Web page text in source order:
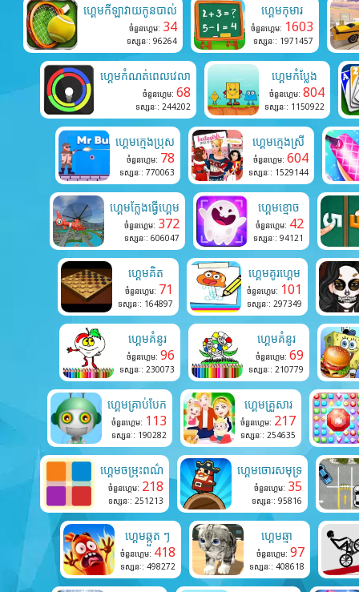
ហ្គេមកីឡាវាយកូនបាល់
ចំនួនហ្គេម: 34
ទស្សនៈ: 96264
ហ្គេមកុមារ
ចំនួនហ្គេម: 1603
ទស្សនៈ: 1971457
ហ្គេមកំណត់ពេលវេលា
ចំនួនហ្គេម: 68
ទស្សនៈ: 244202
ហ្គេមកំប្លែង
ចំនួនហ្គេម: 804
ទស្សនៈ: 1150922
ហ្គេមក្មេងប្រុស
ចំនួនហ្គេម: 78
ទស្សនៈ: 770063
ហ្គេមក្មេងស្រី
ចំនួនហ្គេម: 604
ទស្សនៈ: 1529144
ហ្គេមក្លែងធ្វើហ្គេម
ចំនួនហ្គេម: 372
ទស្សនៈ: 606047
ហ្គេមខ្មោច
ចំនួនហ្គេម: 42
ទស្សនៈ: 94121
ហ្គេមគិត
ចំនួនហ្គេម: 71
ទស្សនៈ: 164897
ហ្គេមគូរហ្គេម
ចំនួនហ្គេម: 101
ទស្សនៈ: 297349
ហ្គេមគំនូរ
ចំនួនហ្គេម: 96
ទស្សនៈ: 230073
ហ្គេមគំនូរ
ចំនួនហ្គេម: 69
ទស្សនៈ: 210779
ហ្គេមគ្រាប់បែក
ចំនួនហ្គេម: 113
ទស្សនៈ: 190282
ហ្គេមគ្រួសារ
ចំនួនហ្គេម: 217
ទស្សនៈ: 254635
ហ្គេមចម្រុះពណ៌
ចំនួនហ្គេម: 218
ទស្សនៈ: 251213
ហ្គេមចោរសមុទ្រ
ចំនួនហ្គេម: 35
ទស្សនៈ: 95816
ហ្គេមឆ្កួត ៗ
ចំនួនហ្គេម: 418
ទស្សនៈ: 498272
ហ្គេមឆ្មា
ចំនួនហ្គេម: 97
ទស្សនៈ: 408618